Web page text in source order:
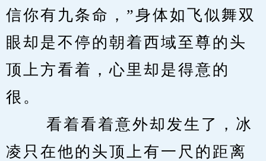
信你有九条命，”身体如飞似舞双
眼却是不停的朝着西域至尊的头
顶上方看着，心里却是得意的
很。
看着看着意外却发生了，冰
凌只在他的头顶上有一尺的距离